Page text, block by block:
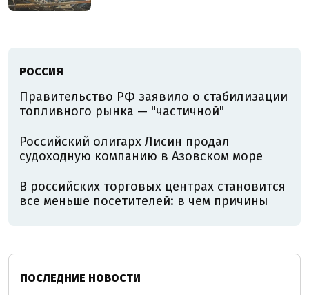
РОССИЯ
Правительство РФ заявило о стабилизации
топливного рынка — "частичной"
Российский олигарх Лисин продал
судоходную компанию в Азовском море
В российских торговых центрах становится
все меньше посетителей: в чем причины
ПОСЛЕДНИЕ НОВОСТИ